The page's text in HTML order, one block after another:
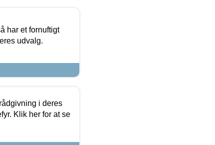
har et fornuftigt
udvalg.
i deres
Klik her for at se